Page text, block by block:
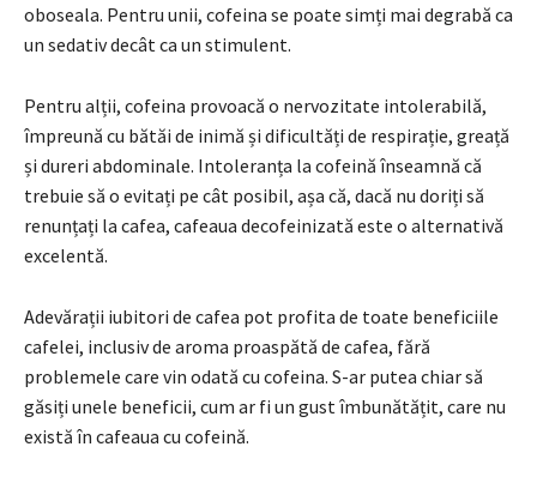
oboseala. Pentru unii, cofeina se poate simți mai degrabă ca
un sedativ decât ca un stimulent.
Pentru alții, cofeina provoacă o nervozitate intolerabilă,
împreună cu bătăi de inimă și dificultăți de respirație, greață
și dureri abdominale. Intoleranța la cofeină înseamnă că
trebuie să o evitați pe cât posibil, așa că, dacă nu doriți să
renunțați la cafea, cafeaua decofeinizată este o alternativă
excelentă.
Adevărații iubitori de cafea pot profita de toate beneficiile
cafelei, inclusiv de aroma proaspătă de cafea, fără
problemele care vin odată cu cofeina. S-ar putea chiar să
găsiți unele beneficii, cum ar fi un gust îmbunătățit, care nu
există în cafeaua cu cofeină.